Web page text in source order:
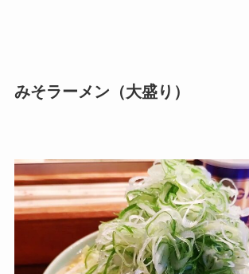
みそラーメン（大盛り）